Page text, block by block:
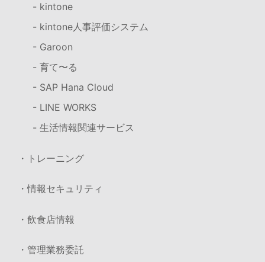
- kintone
- kintone人事評価システム
- Garoon
- 育て〜る
- SAP Hana Cloud
- LINE WORKS
- 生活情報関連サービス
・トレーニング
・情報セキュリティ
・飲食店情報
・管理業務委託